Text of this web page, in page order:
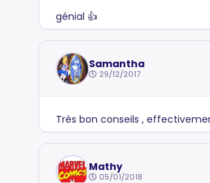
génial 👍
Samantha
29/12/2017
Très bon conseils ,
Mathy
05/01/2018